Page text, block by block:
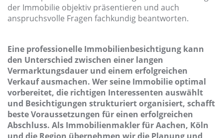
der Immobilie objektiv präsentieren und auch
anspruchsvolle Fragen fachkundig beantworten.
Eine professionelle Immobilienbesichtigung kann
den Unterschied zwischen einer langen
Vermarktungsdauer und einem erfolgreichen
Verkauf ausmachen. Wer seine Immobilie optimal
vorbereitet, die richtigen Interessenten auswählt
und Besichtigungen strukturiert organisiert, schafft
beste Voraussetzungen für einen erfolgreichen
Abschluss. Als Immobilienmakler für Aachen, Köln